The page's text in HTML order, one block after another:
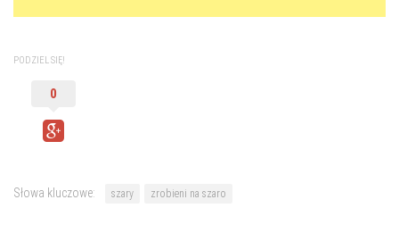
PODZIEL SIĘ!
0
Słowa kluczowe: szary zrobieni na szaro